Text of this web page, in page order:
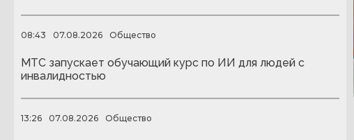
08:43 07.08.2026 Общество
МТС запускает обучающий курс по ИИ для людей с
инвалидностью
13:26 07.08.2026 Общество